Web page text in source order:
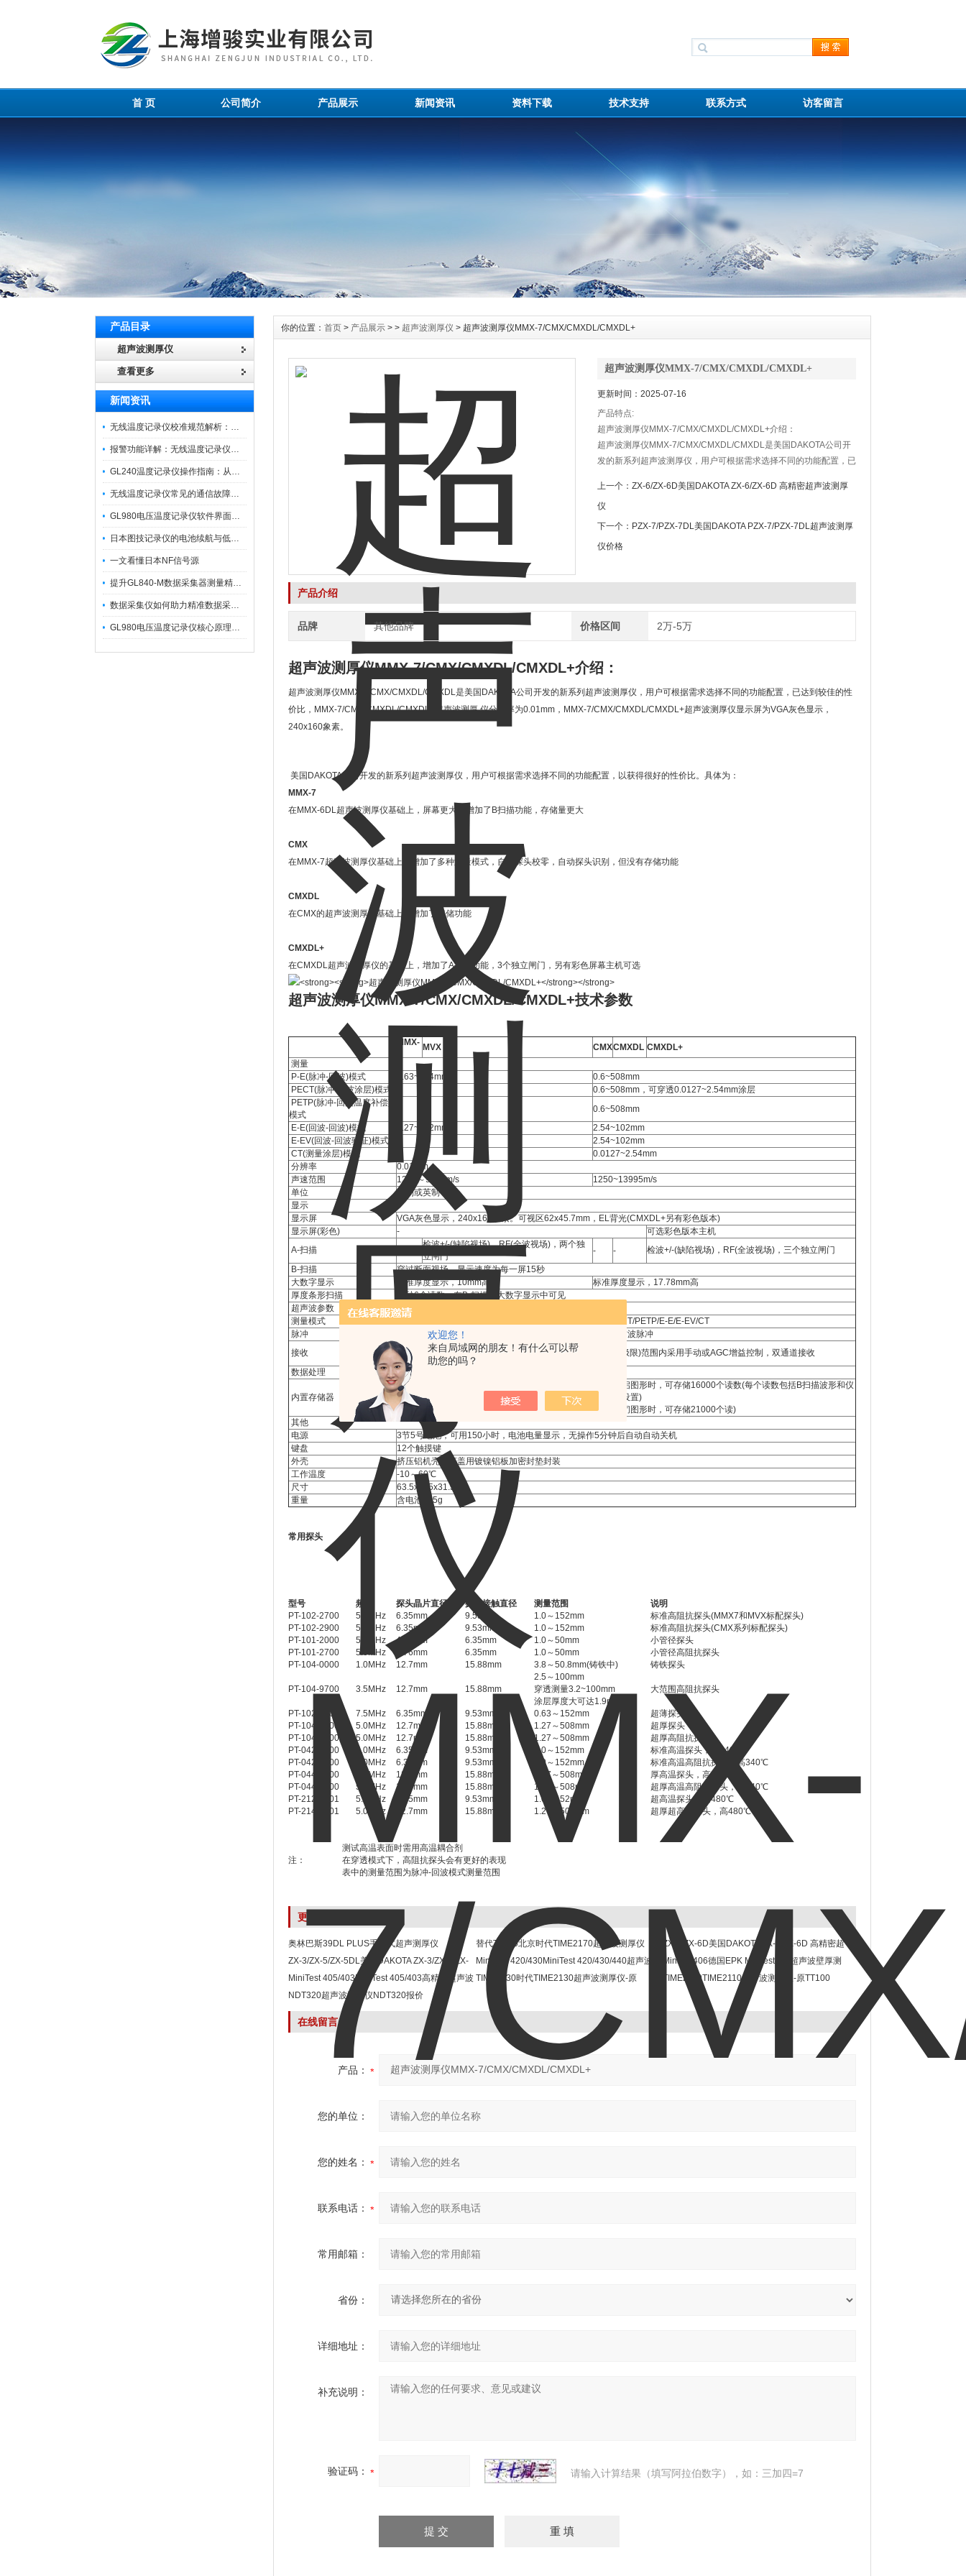
欢迎您！
来自局域网的朋友！有什么可以帮
助您的吗？
首 页 公司简介 产品展示 新闻资讯 资料下载 技术支持 联系方式 访客留言
产品目录
超声波测厚仪
查看更多
新闻资讯
无线温度记录仪校准规范解析：从多点比对到不确定度评定的实操流程
报警功能详解：无线温度记录仪的阈值设定与通知机制
GL240温度记录仪操作指南：从开箱、接线到数据导出的标准化流程
无线温度记录仪常见的通信故障诊断与排除指南
GL980电压温度记录仪软件界面功能与使用技巧
日本图技记录仪的电池续航与低功耗模式适用场景分析
一文看懂日本NF信号源
提升GL840-M数据采集器测量精度的操作秘籍
数据采集仪如何助力精准数据采集与分析？​
GL980电压温度记录仪核心原理及行业应用
你的位置： 首页 > 产品展示 > > 超声波测厚仪 > 超声波测厚仪MMX-7/CMX/CMXDL/CMXDL+
超声波测厚仪MMX-7/CMX/CMXDL/CMXDL+
更新时间：2025-07-16
产品特点:
超声波测厚仪MMX-7/CMX/CMXDL/CMXDL+介绍：
超声波测厚仪MMX-7/CMX/CMXDL/CMXDL是美国DAKOTA公司开
发的新系列超声波测厚仪，用户可根据需求选择不同的功能配置，已
分辨率为0.01mm，MMX-7/CMX/CMXDL/CMXDL+超声波测厚仪显
示屏为VGA灰色显示，240x160象素。
上一个： ZX-6/ZX-6D美国DAKOTA ZX-6/ZX-6D 高精密超声波测厚
仪
下一个： PZX-7/PZX-7DL美国DAKOTA PZX-7/PZX-7DL超声波测厚
仪价格
产品介绍
品牌 其他品牌 价格区间 2万-5万
超声波测厚仪MMX-7/CMX/CMXDL/CMXDL+介绍：
超声波测厚仪MMX-7/CMX/CMXDL/CMXDL是美国DAKOTA公司开发的新系列超声波测厚仪，用户可根据需求选择不同的功能配置，已达到较佳的性
价比，MMX-7/CMX/CMXDL/CMXDL+超声波测厚 仪分辨率为0.01mm，MMX-7/CMX/CMXDL/CMXDL+超声波测厚仪显示屏为VGA灰色显示，
240x160象素。
美国DAKOTA公司开发的新系列超声波测厚仪，用户可根据需求选择不同的功能配置，以获得很好的性价比。具体为：
MMX-7
在MMX-6DL超声波测厚仪基础上，屏幕更大，增加了B扫描功能，存储量更大
CMX
在MMX-7超声波测厚仪基础上，增加了多种测量模式，自动探头校零，自动探头识别，但没有存储功能
CMXDL
在CMX的超声波测厚仪基础上，增加了存储功能
CMXDL+
在CMXDL超声波测厚仪的基础上，增加了A扫描功能，3个独立闸门，另有彩色屏幕主机可选
超声波测厚仪MMX-7/CMX/CMXDL/CMXDL+​技术参数
MMX- MVX CMXCMXDL CMXDL+
测量
P-E(脉冲-回波)模式
0.63~254mm
0.6~508mm
PECT(脉冲-回波涂层)模式
0.6~508mm，可穿透0.0127~2.54mm涂层
PETP(脉冲-回波温度补偿)
模式
0.6~508mm
E-E(回波-回波)模式
1.27~102mm
2.54~102mm
E-EV(回波-回波验证)模式
2.54~102mm
CT(测量涂层)模式
0.0127~2.54mm
分辨率
0.01mm
声速范围
1250～9999m/s
1250~13995m/s
单位
公制或英制
显示
显示屏
VGA灰色显示，240x160象素。可视区62x45.7mm，EL背光(CMXDL+另有彩色版本)
显示屏(彩色)
-
可选彩色版本主机
A-扫描
检波+/-(缺陷视场)，RF(全波视场)，两个独
立闸门
- -
检波+/-(缺陷视场)，RF(全波视场)，三个独立闸门
B-扫描
穿过断面视场，显示速度为每一屏15秒
大数字显示
标准厚度显示，10mm高
标准厚度显示，17.78mm高
厚度条形扫描
每秒6个读数，在B-扫描和大数字显示中可见
超声波参数
测量模式
P-E/PECT/PETP/E-E/E-EV/CT
脉冲
可调方波脉冲
双通道方波脉冲
接收
根据选择模式在40dB范围内采用手动或AGC增益控
制
110dB(极限)范围内采用手动或AGC增益控制，双通道接收
数据处理
内置存储器 12000个读数(每个读数包括B扫描波形和仪器设置)
开启图形时，可存储16000个读数(每个读数包括B扫描波形和仪
器设置)
关闭图形时，可存储21000个读)
其他
电源
3节5号电池，可用150小时，电池电量显示，无操作5分钟后自动自动关机
键盘
12个触摸键
外壳
挤压铝机壳，底盖用镀镍铝板加密封垫封装
工作温度
-10～60℃
尺寸
63.5x165x31.5mm
重量
含电池385g
常用探头
型号 频率 探头晶片直径 探头接触直径 测量范围
说明
PT-102-2700
5.0MHz 6.35mm 9.53mm 1.0～152mm
标准高阻抗探头(MMX7和MVX标配探头)
PT-102-2900
5.0MHz 6.35mm 9.53mm 1.0～152mm
标准高阻抗探头(CMX系列标配探头)
PT-101-2000
5.0MHz 4.76mm 6.35mm 1.0～50mm
小管径探头
PT-101-2700
5.0MHz 4.76mm 6.35mm 1.0～50mm
小管径高阻抗探头
PT-104-0000
1.0MHz 12.7mm 15.88mm 3.8～50.8mm(铸铁中) 铸铁探头
PT-104-9700 3.5MHz 12.7mm 15.88mm
2.5～100mm
穿透测量3.2~100mm
涂层厚度大可达1.9mm
大范围高阻抗探头
PT-102-3300 7.5MHz 6.35mm 9.53mm 0.63～152mm
超薄探头
PT-104-2000
5.0MHz 12.7mm 15.88mm 1.27～508mm
超厚探头
PT-104-2700
5.0MHz 12.7mm 15.88mm 1.27～508mm
超厚高阻抗探头
PT-042-2000
5.0MHz 6.35mm 9.53mm 1.0～152mm
标准高温探头，高340℃
PT-042-2700
5.0MHz 6.35mm 9.53mm 1.0～152mm
标准高温高阻抗探头，高340℃
PT-044-2000
5.0MHz 12.7mm 15.88mm 1.27～508mm
厚高温探头，高340℃
PT-044-2700
5.0MHz 12.7mm 15.88mm 1.27～508mm
超厚高温高阻抗探头，高340℃
PT-212-2001
5.0MHz 6.35mm 9.53mm 1.0～152mm
超高温探头，高480℃
PT-214-2001
5.0MHz 12.7mm 15.88mm 1.27～508mm 超厚超高温探头，高480℃
注：
测试高温表面时需用高温耦合剂
在穿透模式下，高阻抗探头会有更好的表现
表中的测量范围为脉冲-回波模式测量范围
更多产品
奥林巴斯39DL PLUS手持式超声测厚仪 替代TT700北京时代TIME2170超声波测厚仪
ZX-6/ZX-6D美国DAKOTA ZX-6/ZX-6D 高精密超
声波测厚仪
ZX-3/ZX-5/ZX-5DL美国DAKOTA ZX-3/ZX-5/ZX-
5DL超声波测厚仪
MiniTest 420/430MiniTest 420/430/440超声波壁
厚测厚仪
Minitest406德国EPK Minitest406超声波壁厚测
厚仪价格
MiniTest 405/403MiniTest 405/403高精度超声波
壁厚测厚仪
TIME2130时代TIME2130超声波测厚仪-原
TT300A
TIME2110TIME2110超声波测厚仪-原TT100
NDT320超声波测厚仪NDT320报价
在线留言
产品：
您的单位：
您的姓名：
联系电话：
常用邮箱：
省份：
详细地址：
补充说明：
验证码： 请输入计算结果（填写阿拉伯数字），如：三加四=7